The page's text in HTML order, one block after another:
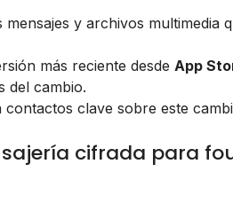
mensajes y archivos multimedia
más reciente desde App
del cambio.
clave sobre este
cifrada para